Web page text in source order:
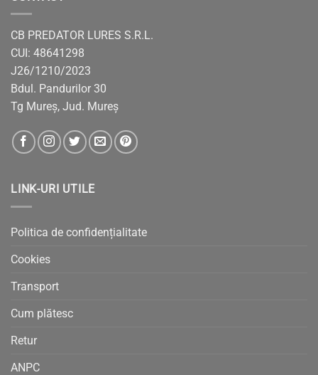
CB PREDATOR LURES S.R.L.
CUI: 48641298
J26/1210/2023
Bdul. Pandurilor 30
Tg Mureș, Jud. Mureș
LINK-URI UTILE
Politica de confidențialitate
Cookies
Transport
Cum plătesc
Retur
ANPC